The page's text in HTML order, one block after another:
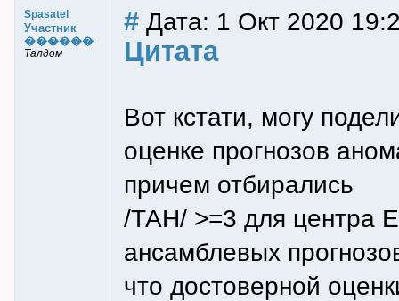
Spasatel
Участник
������
Талдом
# Дата: 1 Окт 2020
Цитата
Вот кстати, могу
оценке прогнозов
причем отбирались
/ТАН/ >=3 для центра
ансамблевых
что достоверной